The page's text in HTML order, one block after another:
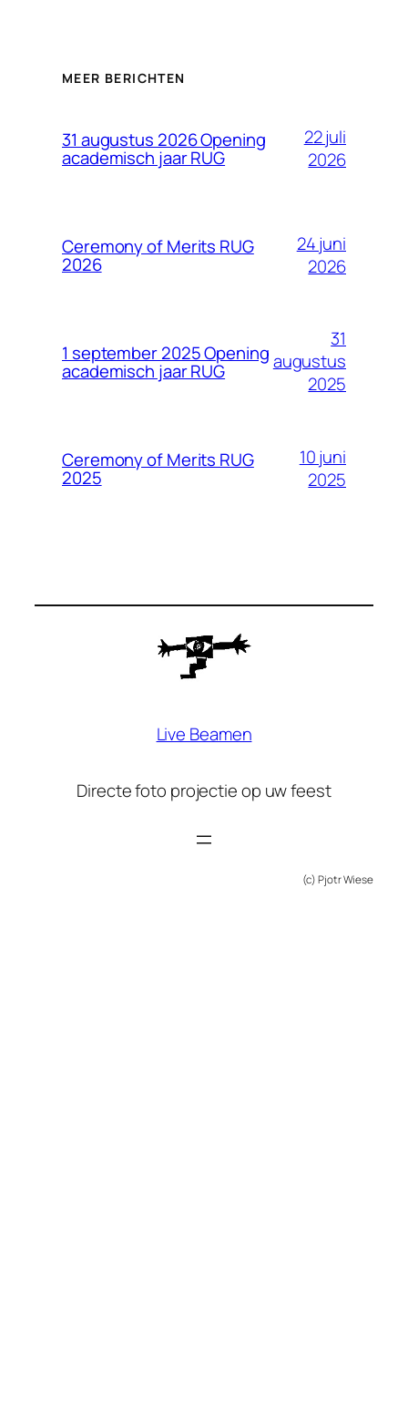
MEER BERICHTEN
31 augustus 2026 Opening
academisch jaar RUG
22 juli
2026
Ceremony of Merits RUG
2026
24 juni
2026
1 september 2025 Opening
academisch jaar RUG
31
augustus
2025
Ceremony of Merits RUG
2025
10 juni
2025
Live Beamen
Directe foto projectie op uw feest
(c) Pjotr Wiese